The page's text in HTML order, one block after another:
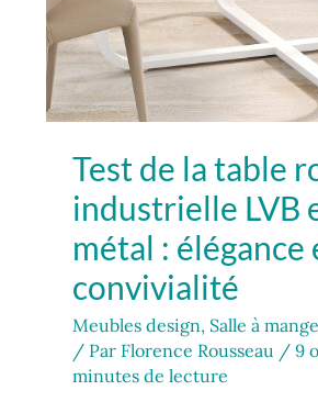
Test de la table
industrielle LVB
métal : élégance
convivialité
Meubles design, Salle à
/ Par Florence Rousseau / 9
minutes de lecture
convivialité